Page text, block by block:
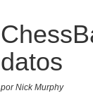
datos
por Nick Murphy